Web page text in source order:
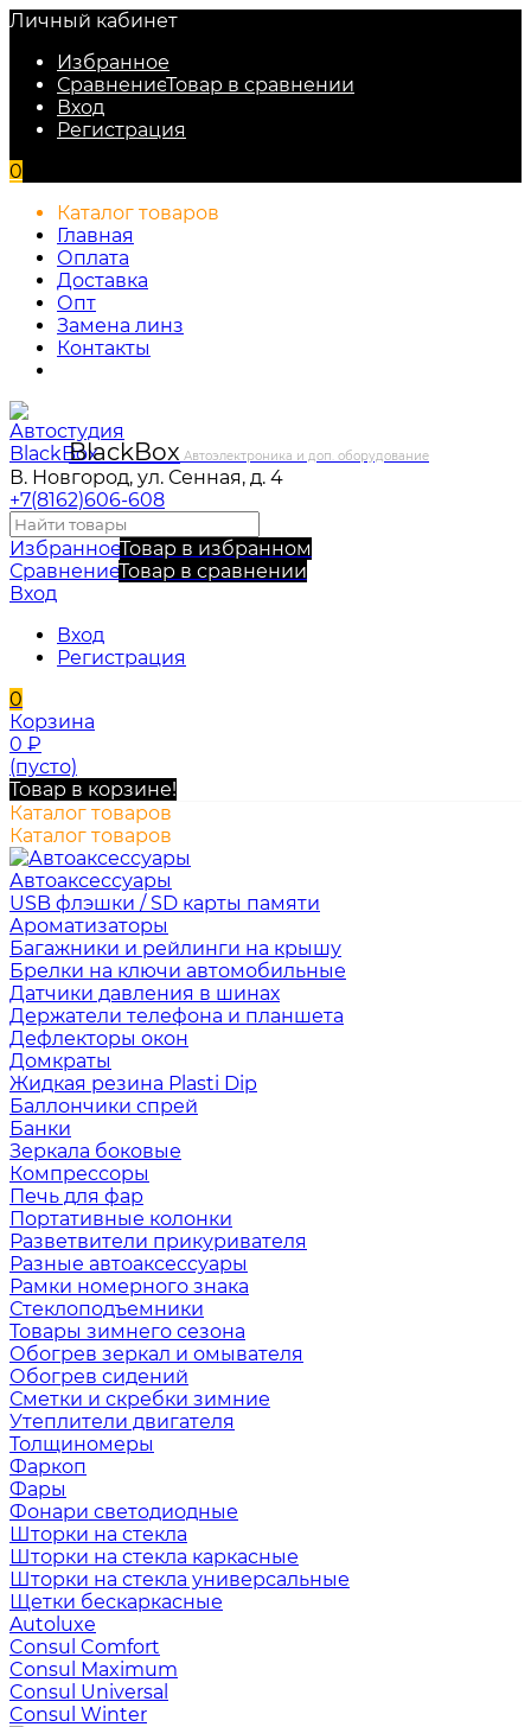
Личный кабинет
Избранное
СравнениеТовар в сравнении
Вход
Регистрация
0
Каталог товаров
Главная
Оплата
Доставка
Опт
Замена линз
Контакты
BlackBox Автоэлектроника и доп. оборудование
В. Новгород, ул. Сенная, д. 4
+7(8162)606-608
ИзбранноеТовар в избранном
СравнениеТовар в сравнении
Вход
Вход
Регистрация
0
Корзина
0 ₽
(пусто)
Товар в корзине!
Каталог товаров
Каталог товаров
Автоаксессуары
USB флэшки / SD карты памяти
Ароматизаторы
Багажники и рейлинги на крышу
Брелки на ключи автомобильные
Датчики давления в шинах
Держатели телефона и планшета
Дефлекторы окон
Домкраты
Жидкая резина Plasti Dip
Баллончики спрей
Банки
Зеркала боковые
Компрессоры
Печь для фар
Портативные колонки
Разветвители прикуривателя
Разные автоаксессуары
Рамки номерного знака
Стеклоподъемники
Товары зимнего сезона
Обогрев зеркал и омывателя
Обогрев сидений
Сметки и скребки зимние
Утеплители двигателя
Толщиномеры
Фаркоп
Фары
Фонари светодиодные
Шторки на стекла
Шторки на стекла каркасные
Шторки на стекла универсальные
Щетки бескаркасные
Autoluxe
Consul Comfort
Consul Maximum
Consul Universal
Consul Winter